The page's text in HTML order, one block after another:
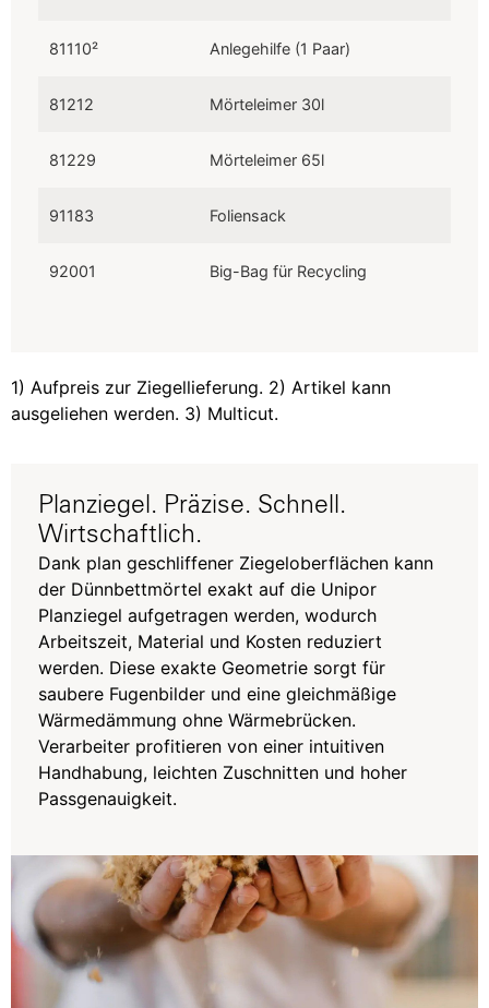
81110² Anlegehilfe (1 Paar)
81212 Mörteleimer 30l
81229 Mörteleimer 65l
91183 Foliensack
92001 Big-Bag für Recycling
1) Aufpreis zur Ziegellieferung. 2) Artikel kann
ausgeliehen werden. 3) Multicut.
Planziegel. Präzise. Schnell.
Wirtschaftlich.
Dank plan geschliffener Ziegeloberflächen kann
der Dünnbettmörtel exakt auf die Unipor
Planziegel aufgetragen werden, wodurch
Arbeitszeit, Material und Kosten reduziert
werden. Diese exakte Geometrie sorgt für
saubere Fugenbilder und eine gleichmäßige
Wärmedämmung ohne Wärmebrücken.
Verarbeiter profitieren von einer intuitiven
Handhabung, leichten Zuschnitten und hoher
Passgenauigkeit.